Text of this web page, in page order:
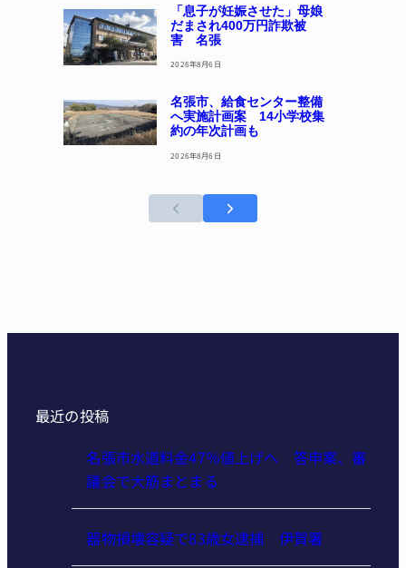
「息子が妊娠させた」母娘
だまされ400万円詐欺被
害 名張
2026年8月6日
名張市、給食センター整備
へ実施計画案 14小学校集
約の年次計画も
2026年8月6日
最近の投稿
名張市水道料金47％値上げへ 答申案、審
議会で大筋まとまる
器物損壊容疑で83歳女逮捕 伊賀署